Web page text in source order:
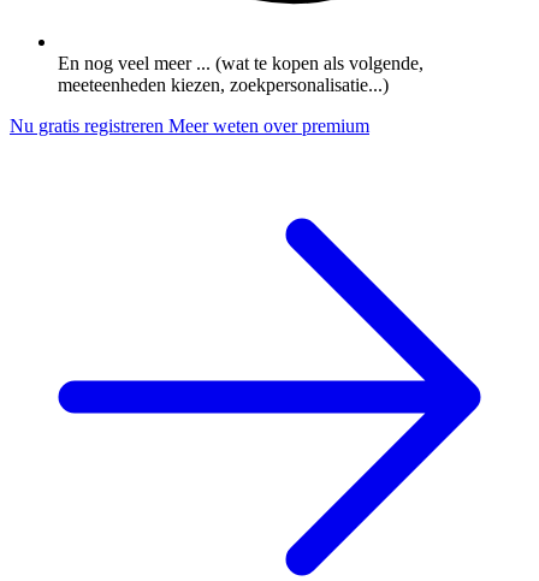
En nog veel meer ... (wat te kopen als volgende,
meeteenheden kiezen, zoekpersonalisatie...)
Nu gratis registreren Meer weten over premium